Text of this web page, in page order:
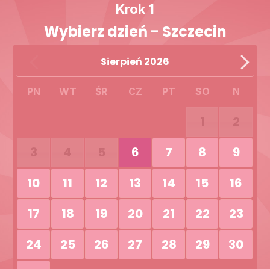
Krok 1
Wybierz dzień - Szczecin
Sierpień 2026
PN WT ŚR CZ PT SO N
1
2
3
4 5 6 7 8
9
10
11 12 13 14 15
16
17
18 19 20 21 22
23
24
25 26 27 28 29
30